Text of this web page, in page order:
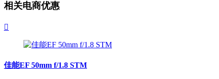
相关电商优惠

佳能EF 50mm f/1.8 STM